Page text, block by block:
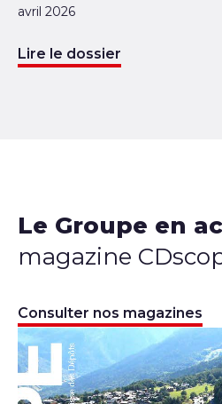
avril 2026
Lire le dossier
Le Groupe en
magazine
Consulter nos magazines